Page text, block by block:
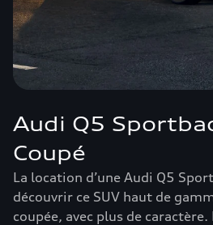
Audi Q5
Coupé
La location d’une Audi Q5
découvrir ce SUV haut de
coupée, avec plus de caractère.